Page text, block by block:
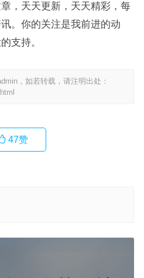
，天天更新，天天精彩，每
。你的关注是我前进的动
支持。
，如若转载，请注明出处：
47赞